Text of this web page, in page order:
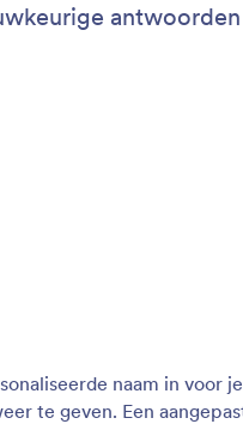
naam in voor
te geven. Een